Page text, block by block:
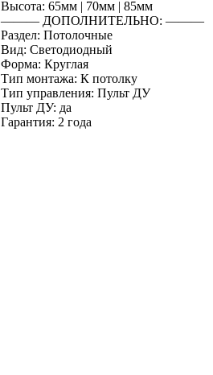
Высота: 65мм | 70мм | 85мм
――― ДОПОЛНИТЕЛЬНО: ―――
Раздел: Потолочные
Вид: Светодиодный
Форма: Круглая
Тип монтажа: К потолку
Тип управления: Пульт ДУ
Пульт ДУ: да
Гарантия: 2 года